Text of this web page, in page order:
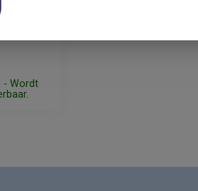
- Wordt